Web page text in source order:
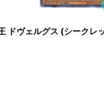
ヴェルグス (シークレ